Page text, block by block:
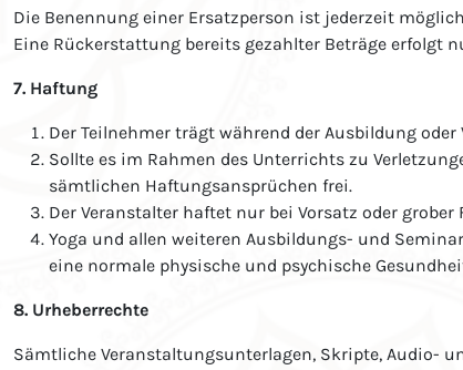
Die Benennung einer Ersatzperson ist jederzeit
Eine Rückerstattung bereits gezahlter Beträge erfolgt
7. Haftung
Der Teilnehmer trägt während der Ausbildung
Sollte es im Rahmen des Unterrichts zu
sämtlichen Haftungsansprüchen frei.
Der Veranstalter haftet nur bei Vorsatz oder grober
Yoga und allen weiteren Ausbildungs- und
eine normale physische und psychische
8. Urheberrechte
Sämtliche Veranstaltungsunterlagen, Skripte, Audio-